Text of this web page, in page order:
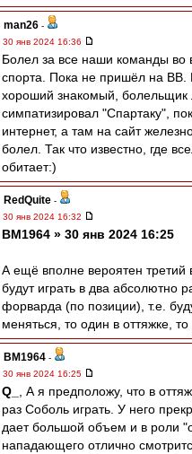
man26 -
30 янв 2024 16:36
Болел за все наши команды во
спорта. Пока не пришёл на ВВ.
хороший знакомый, болельщик
симпатизировал "Спартаку",
интернет, а там на сайт
болел. Так что известно, где
обитает:)
RedQuite -
30 янв 2024 16:32
BM1964 » 30 янв 2024 16:25
А ещё вполне вероятен третий
будут играть в два абсолютно
форварда (по позиции), т.е.
меняться, то один в оттяжке,
BM1964 -
30 янв 2024 16:25
Q_
, А я предположу, что в
раз Соболь играть. У него
дает большой объем и в роли
нападающего отлично